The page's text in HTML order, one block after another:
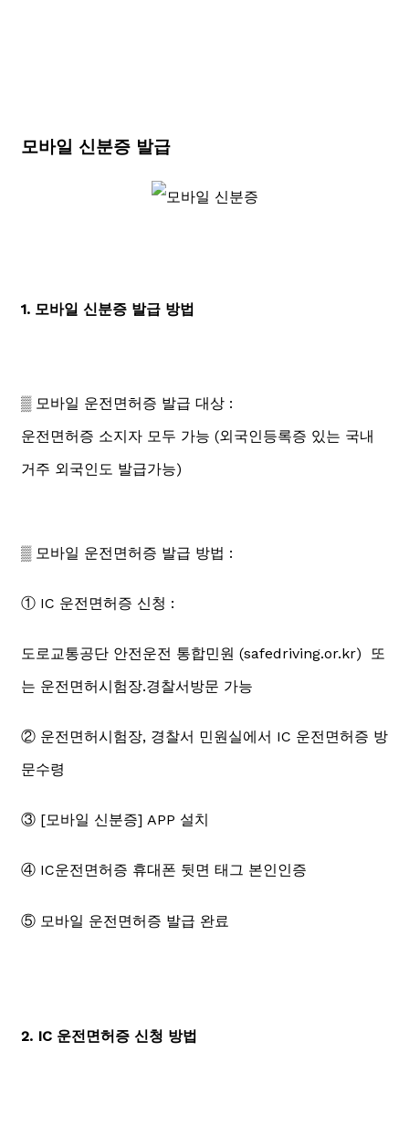
모바일 신분증 발급
1. 모바일 신분증 발급 방법
▒ 모바일 운전면허증 발급 대상 :
운전면허증 소지자 모두 가능 (외국인등록증 있는 국내
거주 외국인도 발급가능)
▒ 모바일 운전면허증 발급 방법 :
① IC 운전면허증 신청 :
도로교통공단 안전운전 통합민원 (safedriving.or.kr) 또
는 운전면허시험장.경찰서방문 가능
② 운전면허시험장, 경찰서 민원실에서 IC 운전면허증 방
문수령
③ [모바일 신분증] APP 설치
④ IC운전면허증 휴대폰 뒷면 태그 본인인증
⑤ 모바일 운전면허증 발급 완료
2. IC 운전면허증 신청 방법